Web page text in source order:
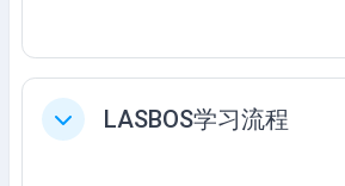
CiutkanLASBOS学习流程